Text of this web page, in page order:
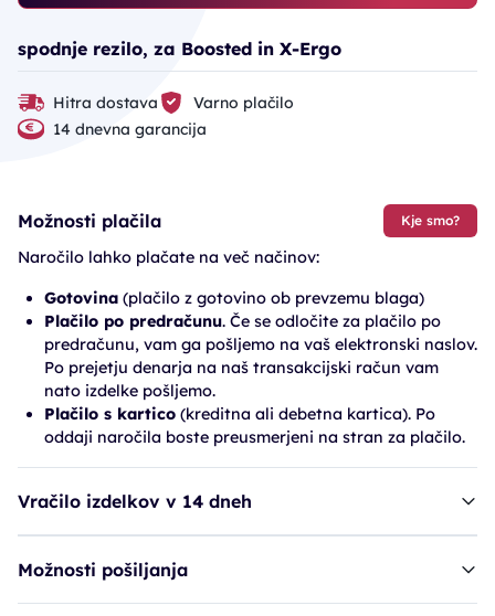
spodnje rezilo, za Boosted in X-Ergo
Hitra dostava
Varno plačilo
14 dnevna garancija
Možnosti plačila Kje smo?
Naročilo lahko plačate na več načinov:
Gotovina (plačilo z gotovino ob prevzemu blaga)
Plačilo po predračunu. Če se odločite za plačilo po
predračunu, vam ga pošljemo na vaš elektronski naslov.
Po prejetju denarja na naš transakcijski račun vam
nato izdelke pošljemo.
Plačilo s kartico (kreditna ali debetna kartica). Po
oddaji naročila boste preusmerjeni na stran za plačilo.
Vračilo izdelkov v 14 dneh
Možnosti pošiljanja